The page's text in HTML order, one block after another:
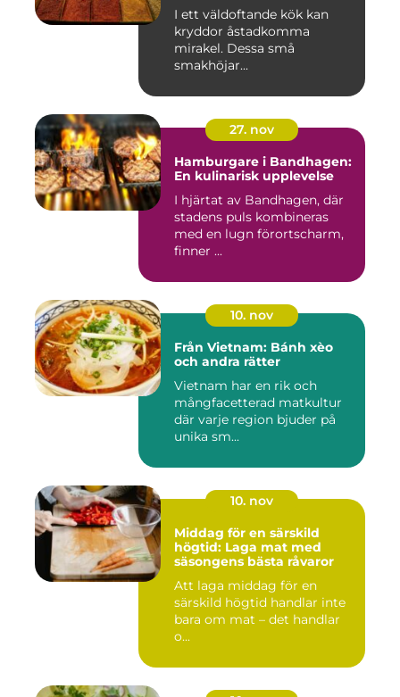
I ett väldoftande kök kan
kryddor åstadkomma
mirakel. Dessa små
smakhöjar...
27. nov
Hamburgare i Bandhagen:
En kulinarisk upplevelse
I hjärtat av Bandhagen, där
stadens puls kombineras
med en lugn förortscharm,
finner ...
10. nov
Från Vietnam: Bánh xèo
och andra rätter
Vietnam har en rik och
mångfacetterad matkultur
där varje region bjuder på
unika sm...
10. nov
Middag för en särskild
högtid: Laga mat med
säsongens bästa råvaror
Att laga middag för en
särskild högtid handlar inte
bara om mat – det handlar
o...